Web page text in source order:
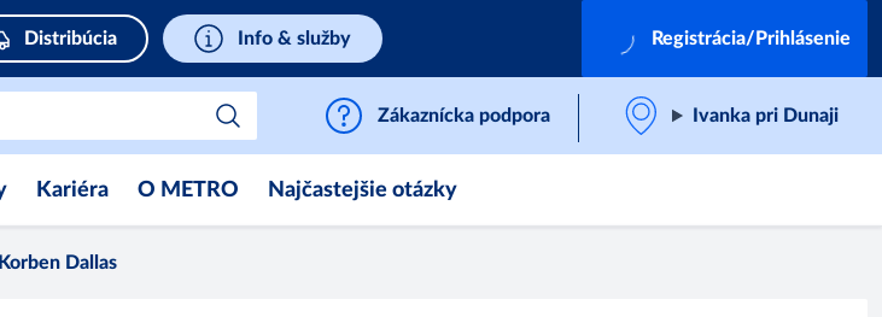
Distribúcia Info & služby Registrácia/Prihlásenie
Zákaznícka podpora Ivanka pri Dunaji
Kariéra O METRO Najčastejšie otázky
Dallas